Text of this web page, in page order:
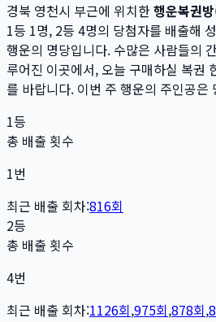
경북 영천시 부근에 위치한행운복권
1등 1명, 2등 4명의 당첨자를 배출해
행운의 명당입니다. 수많은 사람들의
루어진 이곳에서, 오늘 구매하실 복권
를 바랍니다. 이번 주 행운의 주인공은
1등
총 배출 횟수
1번
최근 배출 회차:816회
2등
총 배출 횟수
4번
최근 배출 회차:1126회,975회,878회,